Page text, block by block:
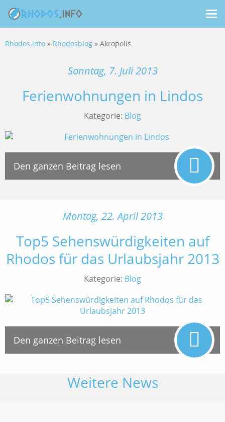
Rhodos.info » Rhodosblog » Akropolis
Sonntag, 7. Juli 2013
Ferienwohnungen in Lindos
Kategorie: Blog
Den ganzen Beitrag lesen
Montag, 22. April 2013
Top5 Sehenswürdigkeiten auf
Rhodos für das Urlaubsjahr 2013
Kategorie: Blog
Den ganzen Beitrag lesen
Weitere News